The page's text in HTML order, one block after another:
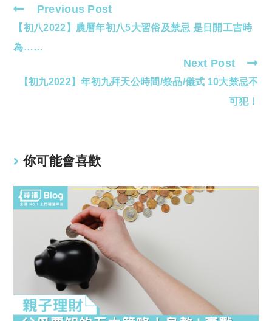
Read
more
articles
Previous Post
【初八2022】農曆年初八5大習俗及禁忌 是日開工吉時
為……
Next Post
【初九2022】年初九拜天公時間/祭品/儀式 10大禁忌不
可犯！
你可能會喜歡